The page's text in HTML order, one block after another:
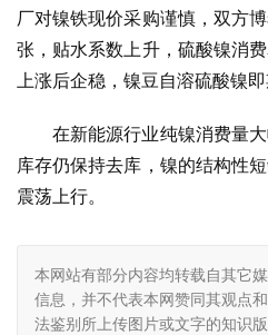
厂对镍铁现价采购谨慎，双方
张，贴水系数上升，硫酸镍消
上涨后企稳，镍豆自溶硫酸镍即
在新能源行业纯镍消费量
库存仍保持去库，镍的结构性
震荡上行。
本网站有部分内容均转载自其它
信息，并不代表本网赞同其观点
法鉴别所上传图片或文字的知识